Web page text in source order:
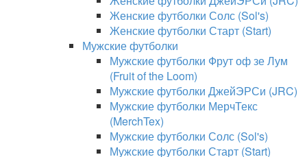
Женские футболки Солс (Sol's)
Женские футболки Старт (Start)
Мужские футболки
Мужские футболки Фрут оф зе Лум
(Fruit of the Loom)
Мужские футболки ДжейЭРСи (JRC)
Мужские футболки МерчТекс
(MerchTex)
Мужские футболки Солс (Sol's)
Мужские футболки Старт (Start)